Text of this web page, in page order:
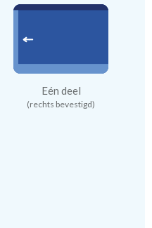
Eén deel
(rechts bevestigd)